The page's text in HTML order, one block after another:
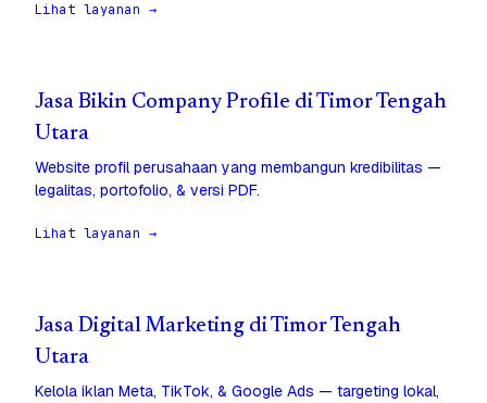
Lihat layanan →
Jasa Bikin Company Profile di Timor Tengah
Utara
Website profil perusahaan yang membangun kredibilitas —
legalitas, portofolio, & versi PDF.
Lihat layanan →
Jasa Digital Marketing di Timor Tengah
Utara
Kelola iklan Meta, TikTok, & Google Ads — targeting lokal,